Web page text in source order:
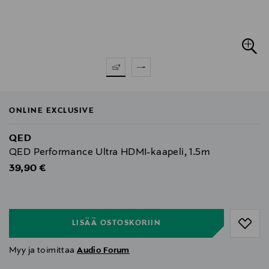
ONLINE EXCLUSIVE
QED
QED Performance Ultra HDMI-kaapeli, 1.5m
Original Price
39,90 €
LISÄÄ OSTOSKORIIN
Myy ja toimittaaAudio Forum